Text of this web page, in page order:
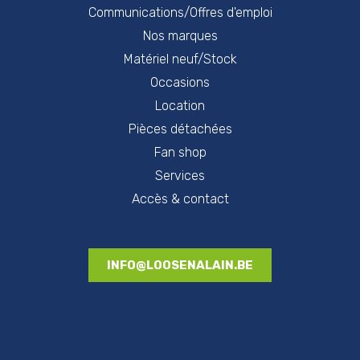
Communications/Offres d'emploi
Nos marques
Matériel neuf/Stock
Occasions
Location
Pièces détachées
Fan shop
Services
Accès & contact
INFO@LOOSENALAIN.BE